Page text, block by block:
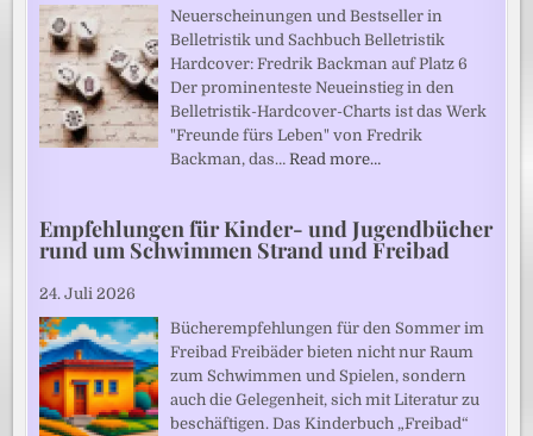
Neuerscheinungen und Bestseller in
Belletristik und Sachbuch Belletristik
Hardcover: Fredrik Backman auf Platz 6
Der prominenteste Neueinstieg in den
Belletristik-Hardcover-Charts ist das Werk
"Freunde fürs Leben" von Fredrik
Backman, das…Read more…
Empfehlungen für Kinder- und Jugendbücher
rund um Schwimmen Strand und Freibad
24. Juli 2026
Bücherempfehlungen für den Sommer im
Freibad Freibäder bieten nicht nur Raum
zum Schwimmen und Spielen, sondern
auch die Gelegenheit, sich mit Literatur zu
beschäftigen. Das Kinderbuch „Freibad“